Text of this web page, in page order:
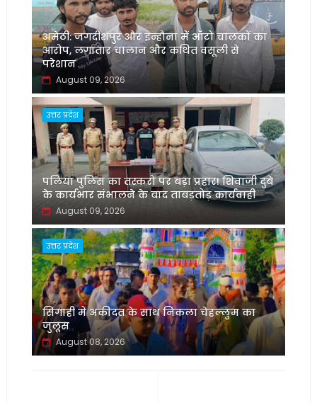
अमेठी: जगदीशपुर और इन्हौना में ऑटो चालकों का
आरोप, लगातार चालान और कथित वसूली से
परेशान
August 09, 2026
उत्तर प्रदेश
पलिया पुलिस का तस्करों पर बड़ा प्रहार! शिवाजी दुबे
के कार्यभार संभालने के बाद ताबड़तोड़ कार्यवाही
August 09, 2026
उत्तर प्रदेश
सिंगाही में अकीदत के साथ निकला चेहल्लुम का
जुलूस
August 08, 2026